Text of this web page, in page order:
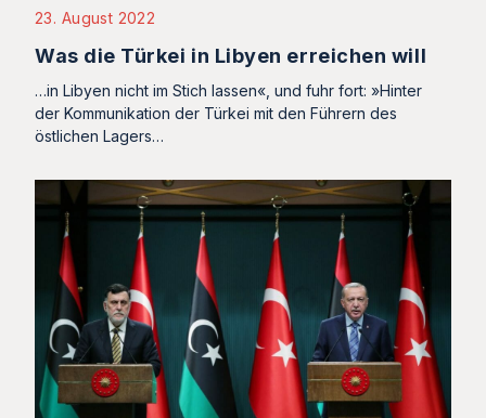
23. August 2022
Was die Türkei in Libyen erreichen will
…in Libyen nicht im Stich lassen«, und fuhr fort: »Hinter
der Kommunikation der Türkei mit den Führern des
östlichen Lagers…